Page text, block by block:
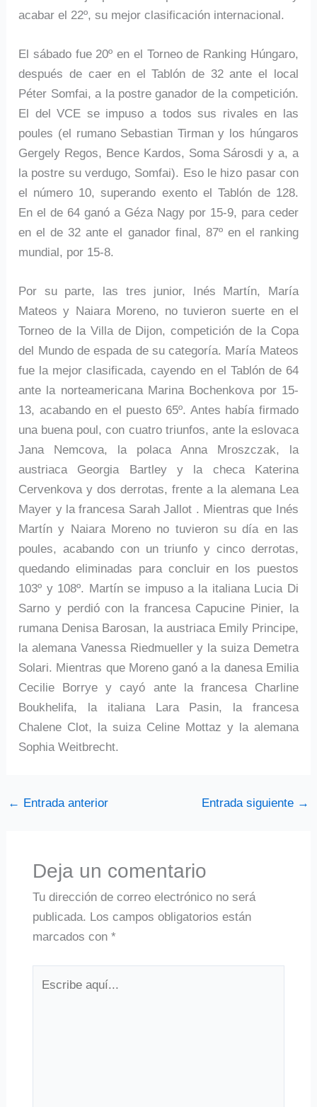
acabar el 22º, su mejor clasificación internacional.
El sábado fue 20º en el Torneo de Ranking Húngaro,
después de caer en el Tablón de 32 ante el local
Péter Somfai, a la postre ganador de la competición.
El del VCE se impuso a todos sus rivales en las
poules (el rumano Sebastian Tirman y los húngaros
Gergely Regos, Bence Kardos, Soma Sárosdi y a, a
la postre su verdugo, Somfai). Eso le hizo pasar con
el número 10, superando exento el Tablón de 128.
En el de 64 ganó a Géza Nagy por 15-9, para ceder
en el de 32 ante el ganador final, 87º en el ranking
mundial, por 15-8.
Por su parte, las tres junior, Inés Martín, María
Mateos y Naiara Moreno, no tuvieron suerte en el
Torneo de la Villa de Dijon, competición de la Copa
del Mundo de espada de su categoría. María Mateos
fue la mejor clasificada, cayendo en el Tablón de 64
ante la norteamericana Marina Bochenkova por 15-
13, acabando en el puesto 65º. Antes había firmado
una buena poul, con cuatro triunfos, ante la eslovaca
Jana Nemcova, la polaca Anna Mroszczak, la
austriaca Georgia Bartley y la checa Katerina
Cervenkova y dos derrotas, frente a la alemana Lea
Mayer y la francesa Sarah Jallot . Mientras que Inés
Martín y Naiara Moreno no tuvieron su día en las
poules, acabando con un triunfo y cinco derrotas,
quedando eliminadas para concluir en los puestos
103º y 108º. Martín se impuso a la italiana Lucia Di
Sarno y perdió con la francesa Capucine Pinier, la
rumana Denisa Barosan, la austriaca Emily Principe,
la alemana Vanessa Riedmueller y la suiza Demetra
Solari. Mientras que Moreno ganó a la danesa Emilia
Cecilie Borrye y cayó ante la francesa Charline
Boukhelifa, la italiana Lara Pasin, la francesa
Chalene Clot, la suiza Celine Mottaz y la alemana
Sophia Weitbrecht.
← Entrada anterior Entrada siguiente →
Deja un comentario
Tu dirección de correo electrónico no será
publicada. Los campos obligatorios están
marcados con *